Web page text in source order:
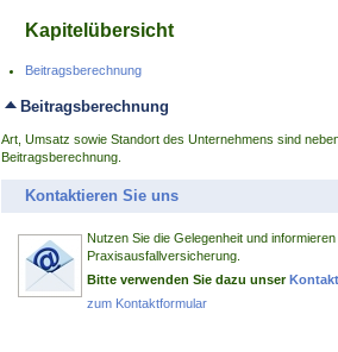
Kapitelübersicht
Beitragsberechnung
Beitragsberechnung
Art, Umsatz sowie Standort des Unternehmens sind
Beitragsberechnung.
Kontaktieren Sie uns
Nutzen Sie die Gelegenheit und
Praxisausfallversicherung.
Bitte verwenden Sie dazu unser
zum Kontaktformular